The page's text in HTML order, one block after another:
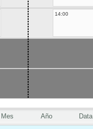
Mes Año Data
14:00